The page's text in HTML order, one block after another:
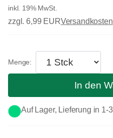
inkl. 19% MwSt.
zzgl. 6,99 EURVersandkosten
Auf Lager, Lieferung in 1-
In den